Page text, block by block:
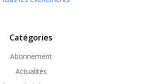
Catégories
Abonnement
Actualités